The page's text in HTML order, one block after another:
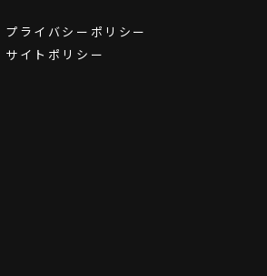
プライバシーポリシー
サイトポリシー